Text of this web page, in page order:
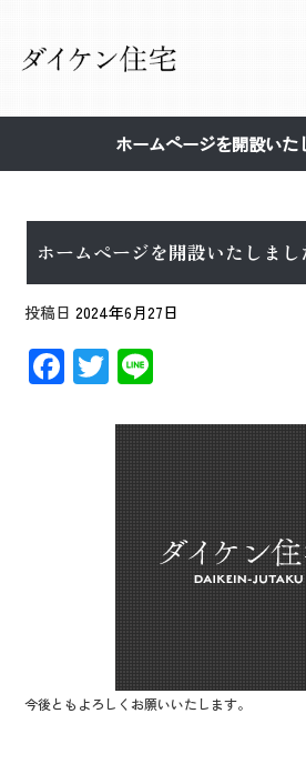
ホームページを開設いた
ホームページを開設いたしまし
投稿日 2024年6月27日
F
ac
T
wi
tt e
今後ともよろしくお願いいたします。